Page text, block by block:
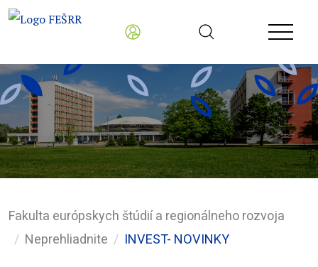
Fakulta európskych štúdií a regionálneho rozvoja
Neprehliadnite
INVEST- NOVINKY